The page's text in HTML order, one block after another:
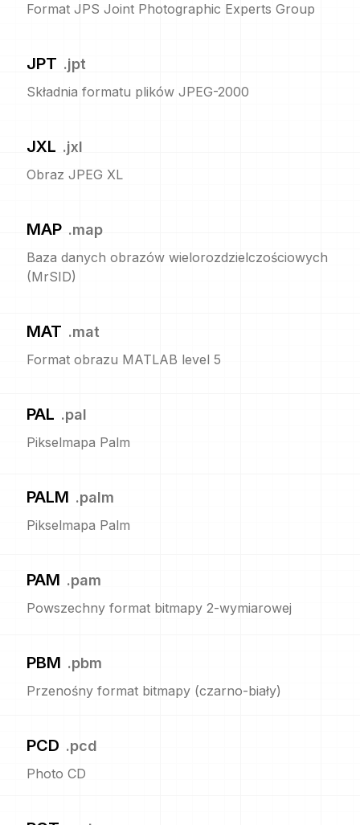
Format JPS Joint Photographic Experts Group
JPT .jpt
Składnia formatu plików JPEG-2000
JXL .jxl
Obraz JPEG XL
MAP .map
Baza danych obrazów wielorozdzielczościowych
(MrSID)
MAT .mat
Format obrazu MATLAB level 5
PAL .pal
Pikselmapa Palm
PALM .palm
Pikselmapa Palm
PAM .pam
Powszechny format bitmapy 2-wymiarowej
PBM .pbm
Przenośny format bitmapy (czarno-biały)
PCD .pcd
Photo CD